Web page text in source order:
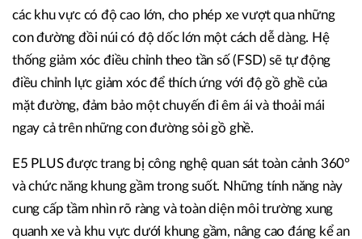
các khu vực có độ cao lớn, cho phép xe vượt qua những
con đường đồi núi có độ dốc lớn một cách dễ dàng. Hệ
thống giảm xóc điều chỉnh theo tần số (FSD) sẽ tự động
điều chỉnh lực giảm xóc để thích ứng với độ gồ ghề của
mặt đường, đảm bảo một chuyến đi êm ái và thoải mái
ngay cả trên những con đường sỏi gồ ghề.
E5 PLUS được trang bị công nghệ quan sát toàn cảnh 360°
và chức năng khung gầm trong suốt. Những tính năng này
cung cấp tầm nhìn rõ ràng và toàn diện môi trường xung
quanh xe và khu vực dưới khung gầm, nâng cao đáng kể an